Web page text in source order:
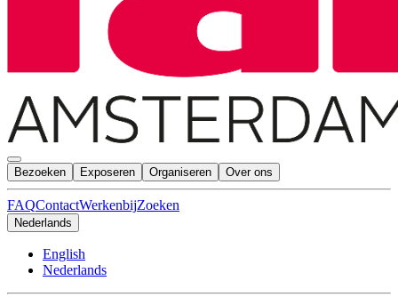
Bezoeken Exposeren Organiseren Over ons
FAQContactWerkenbijZoeken
Nederlands
English
Nederlands